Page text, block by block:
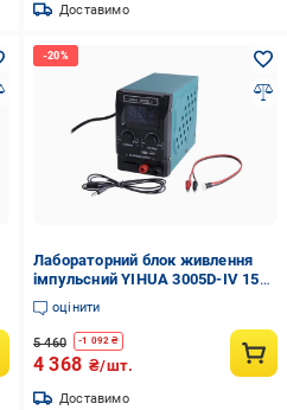
Доставимо
Лабораторний блок живлення
імпульсний YIHUA 3005D-IV 150
Вт/30 В/5А з USB QC3.0
Бірюзовий (168-31-3005D-IV)
оцінити
5 460 -1 092 ₴
4 368 ₴/шт.
Доставимо